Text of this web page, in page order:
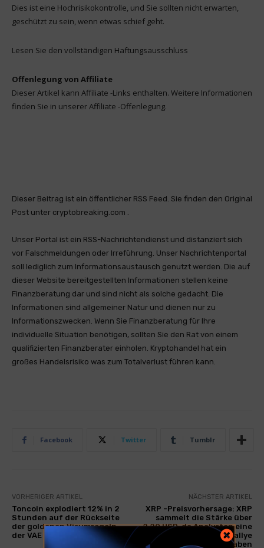
Dies ist eine Hochrisikokontrolle, und Sie sollten nicht erwarten,
geschützt zu sein, wenn etwas schief geht.
Lesen Sie den vollständigen Haftungsausschluss
Offenlegung von Affiliate
Dieser Artikel kann Affiliate -Links enthalten. Weitere Informationen
finden Sie in unserer Affiliate -Offenlegung.
Dieser Beitrag ist ein öffentlicher RSS Feed. Sie finden den Original
Post unter cryptobreaking.com .
Unser Portal ist ein RSS-Nachrichtendienst und distanziert sich
vor Falschmeldungen oder Irreführung. Unser Nachrichtenportal
soll lediglich zum Informationsaustausch genutzt werden. Die auf
dieser Website bereitgestellten Informationen stellen keine
Finanzberatung dar und sind nicht als solche gedacht. Die
Informationen sind allgemeiner Natur und dienen nur zu
Informationszwecken. Wenn Sie Finanzberatung für Ihre
individuelle Situation benötigen, sollten Sie den Rat von einem
qualifizierten Finanzberater einholen. Kryptohandel hat ein
großes Handelsrisiko was zum Totalverlust führen kann.
Facebook Twitter Tumblr
VORHERIGER ARTIKEL
Toncoin explodiert 12% in 2
Stunden auf der Rückseite
der goldenen Visumregeln
der VAE
NÄCHSTER ARTIKEL
XRP -Preisvorhersage: XRP
sammelt die Stärke über
2,20 USD, da Analysten eine
massive parabolische Rallye
vorausgesagt haben